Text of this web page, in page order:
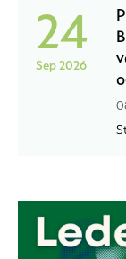
24
Sep 2026